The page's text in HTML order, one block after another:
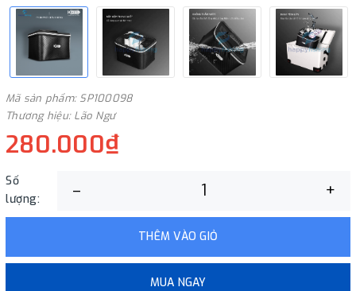
Mã sản phẩm: SP100098
Thương hiệu: Lão Ngư
280.000₫
Số
lượng:
– +
THÊM VÀO GIỎ
MUA NGAY